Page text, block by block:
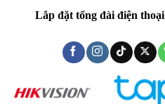
Lắp đặt tổng đài điện thoại